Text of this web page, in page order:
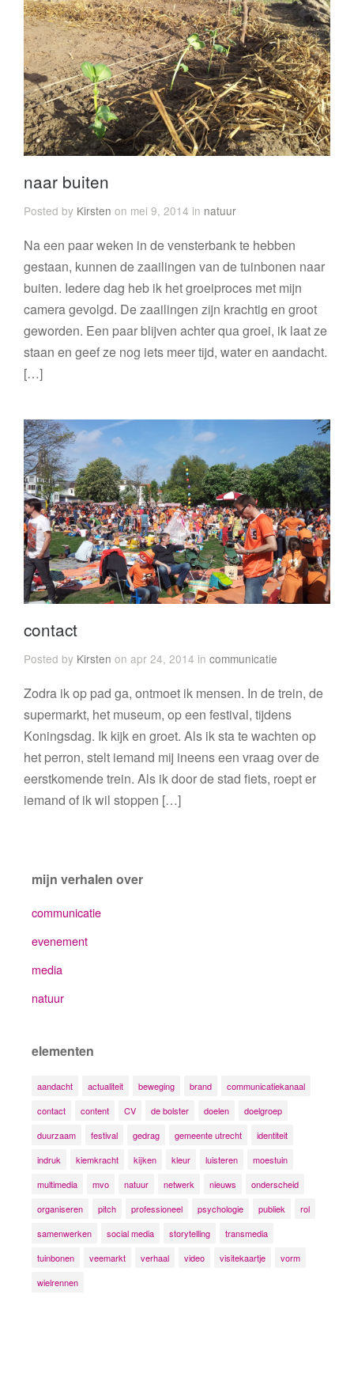
naar buiten
Posted by Kirsten on mei 9, 2014 in natuur
Na een paar weken in de vensterbank te hebben
gestaan, kunnen de zaailingen van de tuinbonen naar
buiten. Iedere dag heb ik het groeiproces met mijn
camera gevolgd. De zaailingen zijn krachtig en groot
geworden. Een paar blijven achter qua groei, ik laat ze
staan en geef ze nog iets meer tijd, water en aandacht.
[…]
contact
Posted by Kirsten on apr 24, 2014 in communicatie
Zodra ik op pad ga, ontmoet ik mensen. In de trein, de
supermarkt, het museum, op een festival, tijdens
Koningsdag. Ik kijk en groet. Als ik sta te wachten op
het perron, stelt iemand mij ineens een vraag over de
eerstkomende trein. Als ik door de stad fiets, roept er
iemand of ik wil stoppen […]
mijn verhalen over
communicatie
evenement
media
natuur
elementen
aandacht actualiteit beweging brand
communicatiekanaal
contact
content CV de bolster doelen
doelgroep
duurzaam
festival gedrag gemeente utrecht
identiteit
indruk
kiemkracht kijken kleur luisteren
moestuin
multimedia
mvo natuur netwerk nieuws
onderscheid
organiseren
pitch professioneel psychologie publiek
rol
samenwerken
social media storytelling
transmedia
tuinbonen
veemarkt verhaal video visitekaartje
vorm
wielrennen